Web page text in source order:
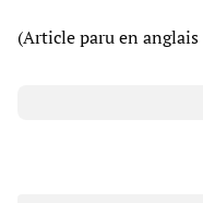
(Article paru en